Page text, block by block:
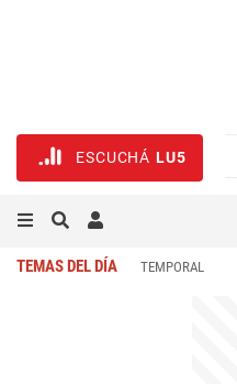
ESCUCHÁ LU5
TEMAS DEL DÍA TEMPORAL